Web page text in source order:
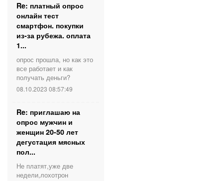
Re: платный опрос
онлайн тест
смартфон. покупки
из-за рубежа. оплата
1...
опрос прошла, но как это
все работает и как
получать деньги?
08.10.2023 08:57:49
Re: приглашаю на
опрос мужчин и
женщин 20-50 лет
дегустация мясных
пол...
Не платят,уже две
недели,лохотрон